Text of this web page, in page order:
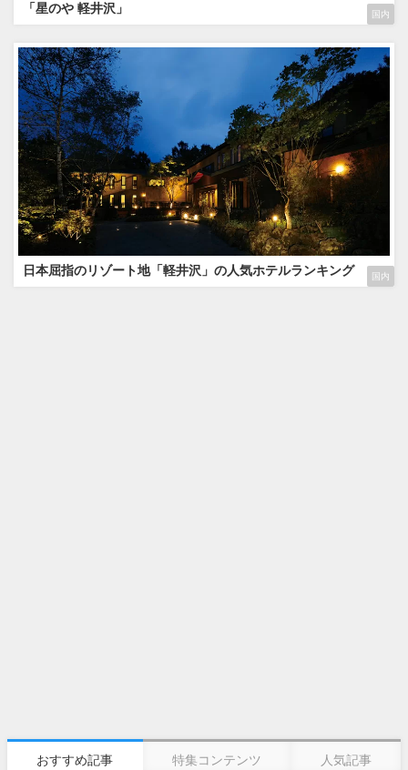
国内
「星のや 軽井沢」
国内
日本屈指のリゾート地「軽井沢」の人気ホテルランキング
おすすめ記事 特集コンテンツ 人気記事